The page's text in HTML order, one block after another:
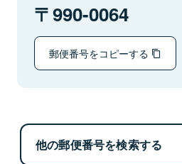
990-0064
郵便番号をコピーする
他の郵便番号を検索する